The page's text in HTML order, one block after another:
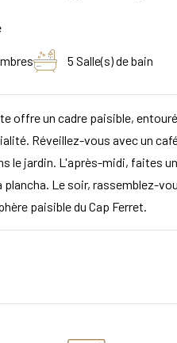
5 Salle(s) de bain
offre un cadre paisible,
Réveillez-vous avec un
le jardin. L'après-midi, faites
plancha. Le soir, rassemblez-
paisible du Cap Ferret.